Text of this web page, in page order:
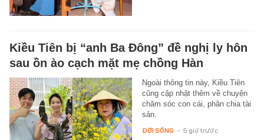
Kiều Tiên bị “anh Ba Đông” đề nghị ly hôn
sau ồn ào cạch mặt mẹ chồng Hàn
Ngoài thông tin này, Kiều Tiên
cũng cập nhật thêm về chuyện
chăm sóc con cái, phân chia tài
sản.
ĐỜI SỐNG - 5 giờ trước